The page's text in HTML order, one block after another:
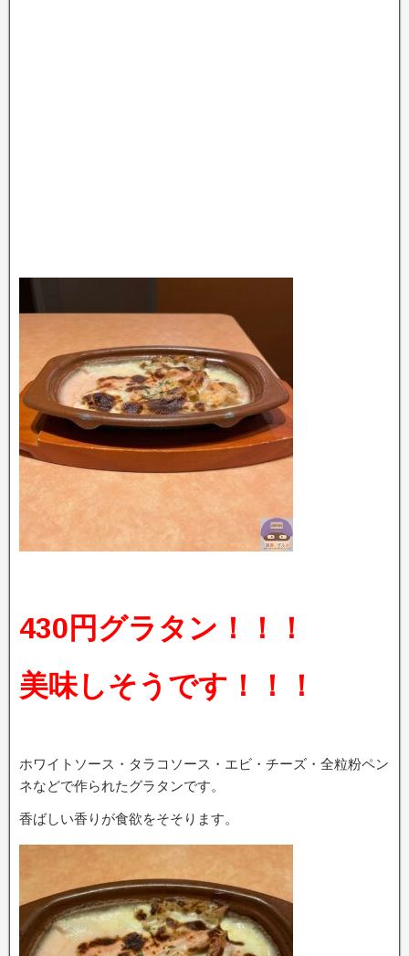
430円グラタン！！！
美味しそうです！！！
ホワイトソース・タラコソース・エビ・チーズ・全粒粉ペン
ネなどで作られたグラタンです。
香ばしい香りが食欲をそそります。